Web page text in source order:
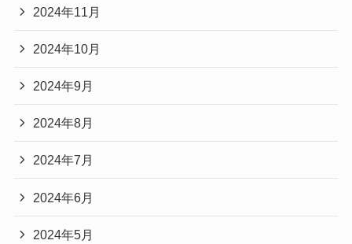
2024年11月
2024年10月
2024年9月
2024年8月
2024年7月
2024年6月
2024年5月